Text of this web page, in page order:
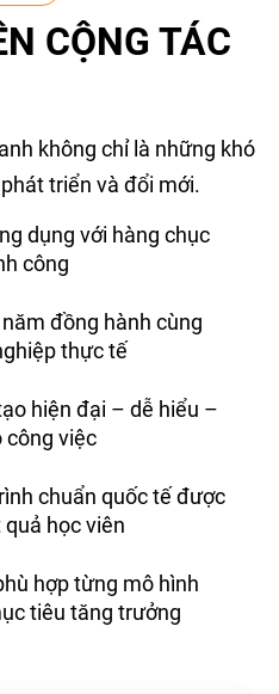
CỘNG TÁC
không chỉ là những khó
triển và đổi mới.
dụng với hàng chục
công
đồng hành cùng
thực tế
hiện đại – dễ hiểu –
công việc
chuẩn quốc tế được
học viên
hợp từng mô hình
tiêu tăng trưởng